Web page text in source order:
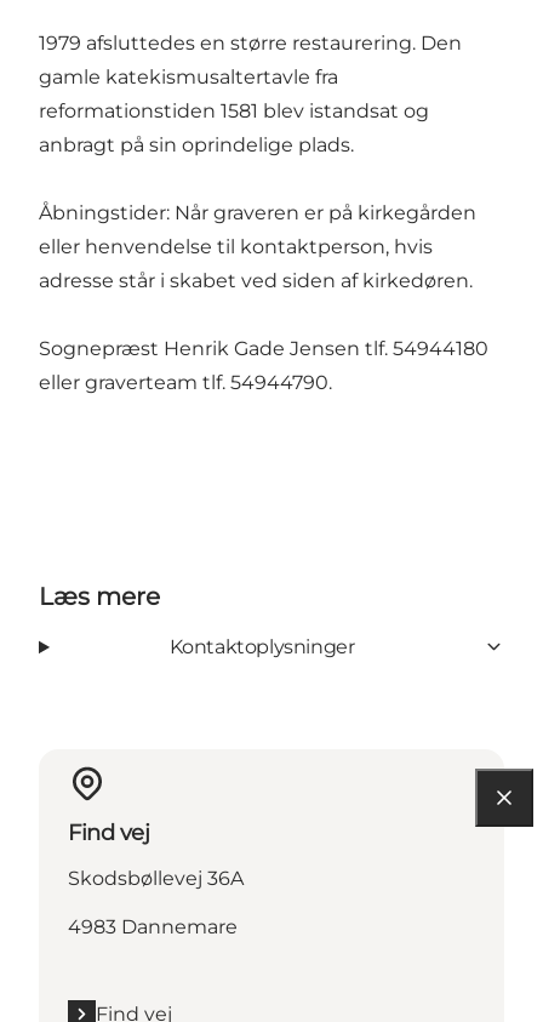
1979 afsluttedes en større restaurering. Den
gamle katekismusaltertavle fra
reformationstiden 1581 blev istandsat og
anbragt på sin oprindelige plads.
Åbningstider: Når graveren er på kirkegården
eller henvendelse til kontaktperson, hvis
adresse står i skabet ved siden af kirkedøren.
Sognepræst Henrik Gade Jensen tlf. 54944180
eller graverteam tlf. 54944790.
Læs mere
Kontaktoplysninger
Find vej
Skodsbøllevej 36A
4983 Dannemare
Find vej